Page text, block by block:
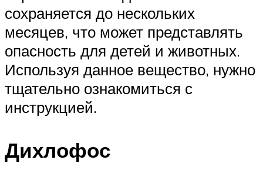
сохраняется до нескольких
месяцев, что может представлять
опасность для детей и животных.
Используя данное вещество, нужно
тщательно ознакомиться с
инструкцией.
Дихлофос